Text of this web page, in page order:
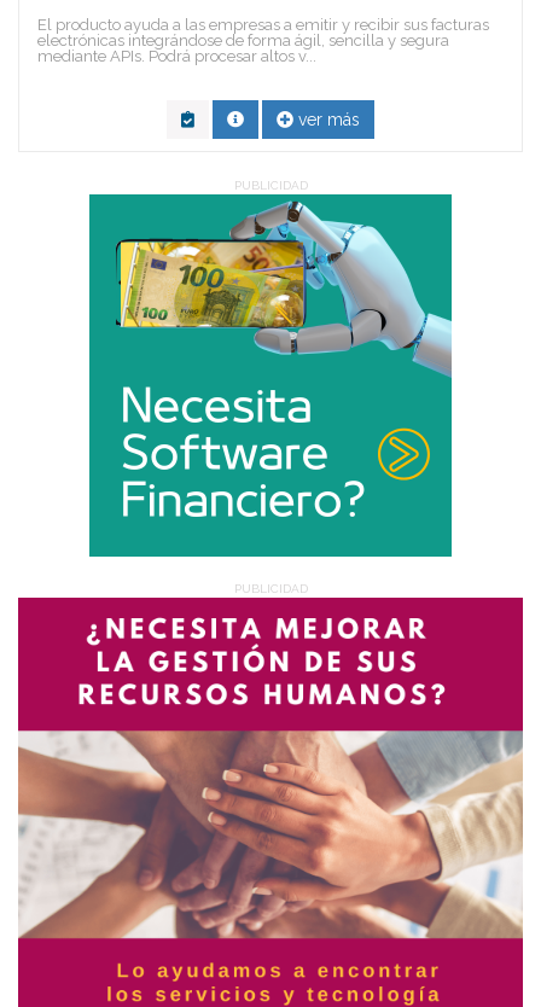
El producto ayuda a las empresas a emitir y recibir sus facturas
electrónicas integrándose de forma ágil, sencilla y segura
mediante APIs. Podrá procesar altos v...
ver más
PUBLICIDAD
PUBLICIDAD